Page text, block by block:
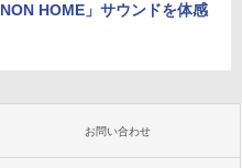
HOME」サウンドを体感
お問い合わせ